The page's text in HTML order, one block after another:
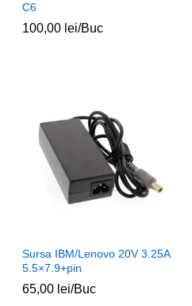
C6
100,00 lei/Buc
Sursa IBM/Lenovo 20V 3.25A
5.5×7.9+pin
65,00 lei/Buc